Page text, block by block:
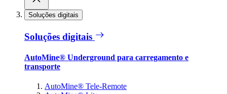
Soluções digitais
Soluções digitais
AutoMine® Underground para carregamento e
transporte
AutoMine® Tele-Remote